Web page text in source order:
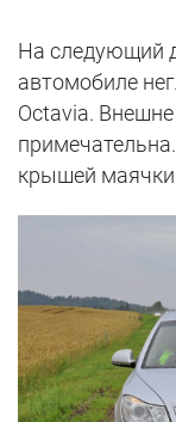
На следующий
автомобиле
Octavia.
крышей